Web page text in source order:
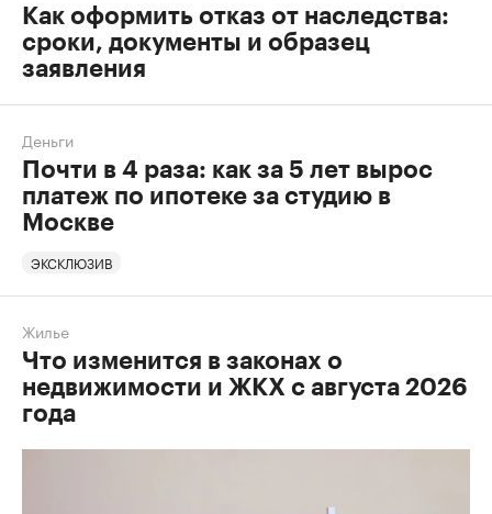
Как оформить отказ от наследства:
сроки, документы и образец
заявления
Деньги
Почти в 4 раза: как за 5 лет вырос
платеж по ипотеке за студию в
Москве
ЭКСКЛЮЗИВ
Жилье
Что изменится в законах о
недвижимости и ЖКХ с августа 2026
года